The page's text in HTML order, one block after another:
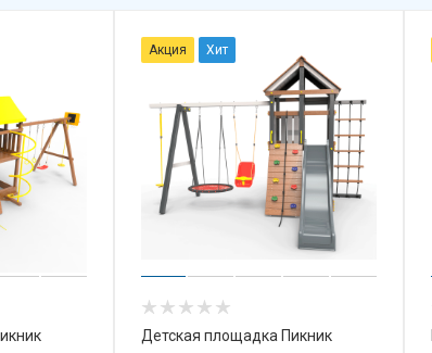
Акция Хит
Детская площадка Пикник